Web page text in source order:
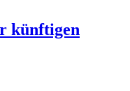
künftigen